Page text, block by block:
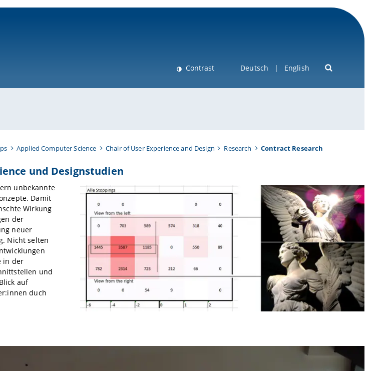
Contrast Deutsch English
Applied Computer Science Chair of User Experience and Design Research Contract Research
und Designstudien
unbekannte
Damit
Wirkung
der
neuer
Nicht selten
in der
und
auf
duch